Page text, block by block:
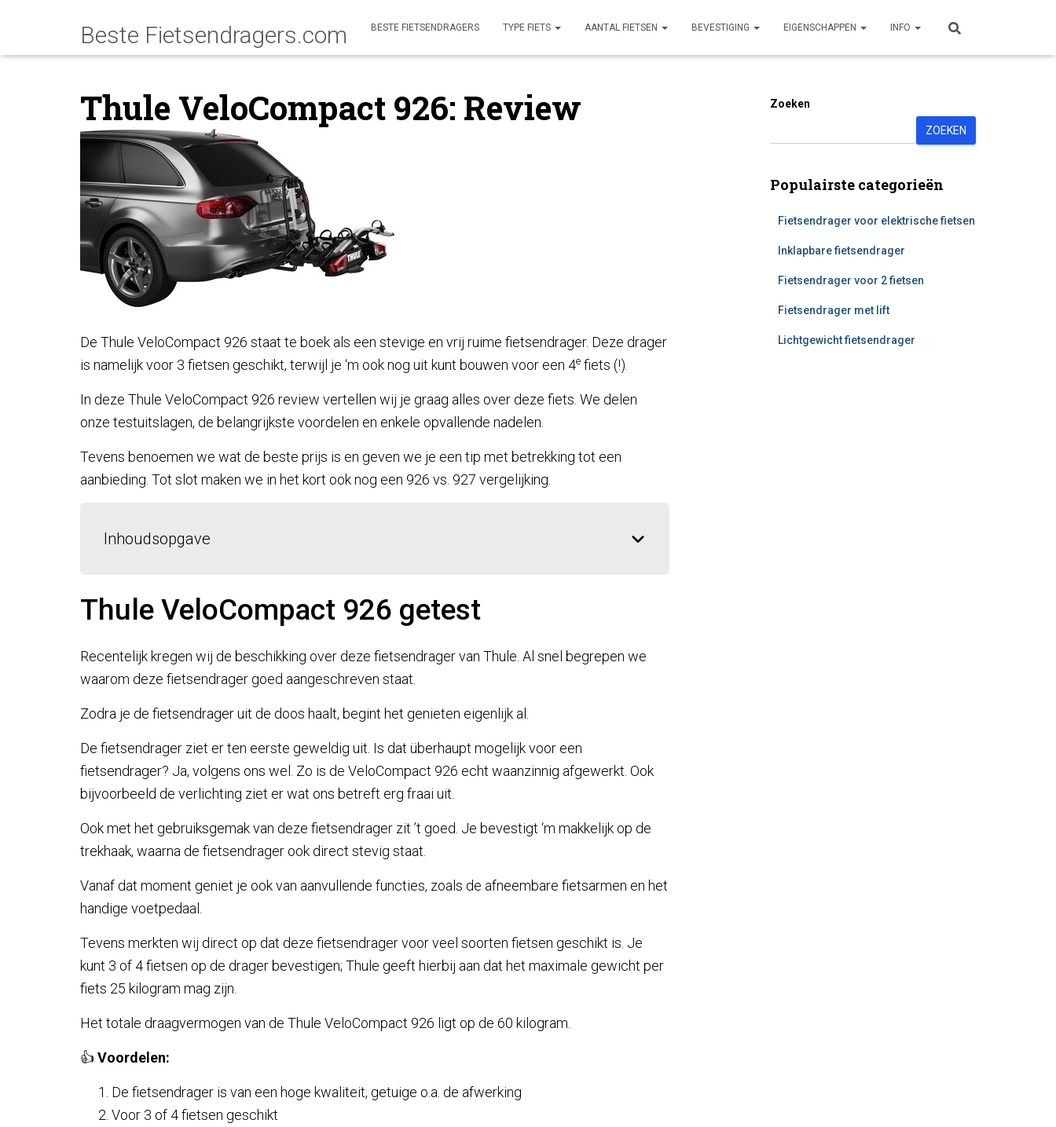
BESTE FIETSENDRAGERS TYPE FIETS AANTAL FIETSEN BEVESTIGING EIGENSCHAPPEN INFO
Thule VeloCompact 926: Review
De Thule VeloCompact 926 staat te boek als een stevige en vrij ruime fietsendrager. Deze drager
is namelijk voor 3 fietsen geschikt, terwijl je ‘m ook nog uit kunt bouwen voor een 4e fiets (!).
In deze Thule VeloCompact 926 review vertellen wij je graag alles over deze fiets. We delen
onze testuitslagen, de belangrijkste voordelen en enkele opvallende nadelen.
Tevens benoemen we wat de beste prijs is en geven we je een tip met betrekking tot een
aanbieding. Tot slot maken we in het kort ook nog een 926 vs. 927 vergelijking.
Inhoudsopgave
Thule VeloCompact 926 getest
Recentelijk kregen wij de beschikking over deze fietsendrager van Thule. Al snel begrepen we
waarom deze fietsendrager goed aangeschreven staat.
Zodra je de fietsendrager uit de doos haalt, begint het genieten eigenlijk al.
De fietsendrager ziet er ten eerste geweldig uit. Is dat überhaupt mogelijk voor een
fietsendrager? Ja, volgens ons wel. Zo is de VeloCompact 926 echt waanzinnig afgewerkt. Ook
bijvoorbeeld de verlichting ziet er wat ons betreft erg fraai uit.
Ook met het gebruiksgemak van deze fietsendrager zit ’t goed. Je bevestigt ‘m makkelijk op de
trekhaak, waarna de fietsendrager ook direct stevig staat.
Vanaf dat moment geniet je ook van aanvullende functies, zoals de afneembare fietsarmen en het
handige voetpedaal.
Tevens merkten wij direct op dat deze fietsendrager voor veel soorten fietsen geschikt is. Je
kunt 3 of 4 fietsen op de drager bevestigen; Thule geeft hierbij aan dat het maximale gewicht per
fiets 25 kilogram mag zijn.
Het totale draagvermogen van de Thule VeloCompact 926 ligt op de 60 kilogram.
👍 Voordelen:
De fietsendrager is van een hoge kwaliteit, getuige o.a. de afwerking
Voor 3 of 4 fietsen geschikt
Zoeken
ZOEKEN
Populairste categorieën
Fietsendrager voor elektrische fietsen
Inklapbare fietsendrager
Fietsendrager voor 2 fietsen
Fietsendrager met lift
Lichtgewicht fietsendrager